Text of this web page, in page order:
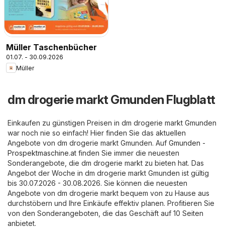
Müller Taschenbücher
01.07. - 30.09.2026
Müller
dm drogerie markt Gmunden Flugblatt
Einkaufen zu günstigen Preisen in dm drogerie markt Gmunden
war noch nie so einfach! Hier finden Sie das aktuellen
Angebote von dm drogerie markt Gmunden. Auf Gmunden -
Prospektmaschine.at finden Sie immer die neuesten
Sonderangebote, die dm drogerie markt zu bieten hat. Das
Angebot der Woche in dm drogerie markt Gmunden ist gültig
bis 30.07.2026 - 30.08.2026. Sie können die neuesten
Angebote von dm drogerie markt bequem von zu Hause aus
durchstöbern und Ihre Einkäufe effektiv planen. Profitieren Sie
von den Sonderangeboten, die das Geschäft auf 10 Seiten
anbietet.